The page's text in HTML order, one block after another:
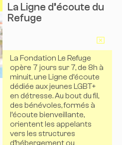
La Ligne d’écoute du
Refuge
La Fondation Le Refuge
opère 7 jours sur 7, de 8h à
minuit, une Ligne d’écoute
dédiée aux jeunes LGBT+
en détresse. Au bout du fil,
des bénévoles, formés à
l’écoute bienveillante,
orientent les appelants
vers les structures
d’hébergement ou